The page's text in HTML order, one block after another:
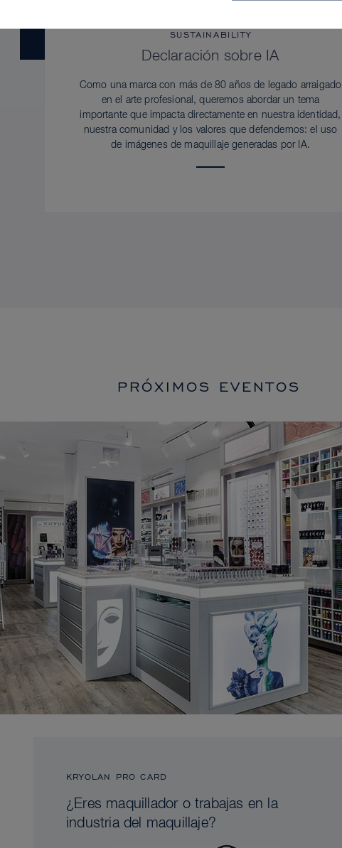
SUSTAINABILITY
Declaración sobre IA
Como una marca con más de 80 años de legado arraigado
en el arte profesional, queremos abordar un tema
importante que impacta directamente en nuestra identidad,
nuestra comunidad y los valores que defendemos: el uso
de imágenes de maquillaje generadas por IA.
PRÓXIMOS EVENTOS
KRYOLAN PRO CARD
¿Eres maquillador o trabajas en la
industria del maquillaje?